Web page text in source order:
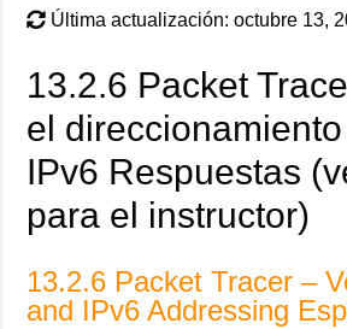
Última actualización: octubre 13,
13.2.6 Packet
el
IPv6 Respuestas
para el instructor)
13.2.6 Packet Tracer –
and IPv6 Addressing